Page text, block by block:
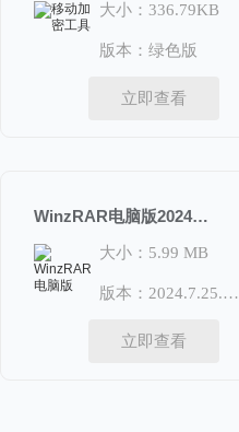
大小：336.79KB
版本：绿色版
立即查看
WinzRAR电脑版2024.7.25.1028
大小：5.99 MB
版本：2024.7.25.1028
立即查看